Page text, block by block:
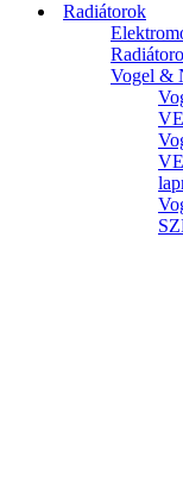
Radiátorok
Vogel &